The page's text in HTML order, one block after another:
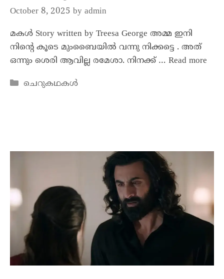
October 8, 2025 by admin
മകൾ Story written by Treesa George അമ്മ ഇനി
നിന്റെ കൂടെ മുംബൈയിൽ വന്നു നിക്കട്ടെ . അത്
ഒന്നും ശെരി ആവില്ല രമേശാ. നിനക്ക് … Read more
ചെറുകഥകൾ